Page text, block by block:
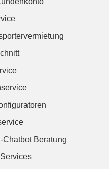
Chatbot Beratung